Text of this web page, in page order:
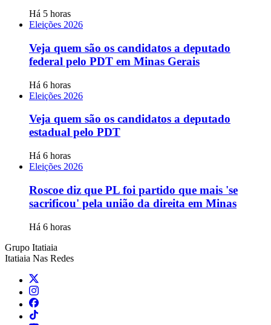
Há 5 horas
Eleições 2026
Veja quem são os candidatos a deputado
federal pelo PDT em Minas Gerais
Há 6 horas
Eleições 2026
Veja quem são os candidatos a deputado
estadual pelo PDT
Há 6 horas
Eleições 2026
Roscoe diz que PL foi partido que mais 'se
sacrificou' pela união da direita em Minas
Há 6 horas
Grupo Itatiaia
Itatiaia Nas Redes